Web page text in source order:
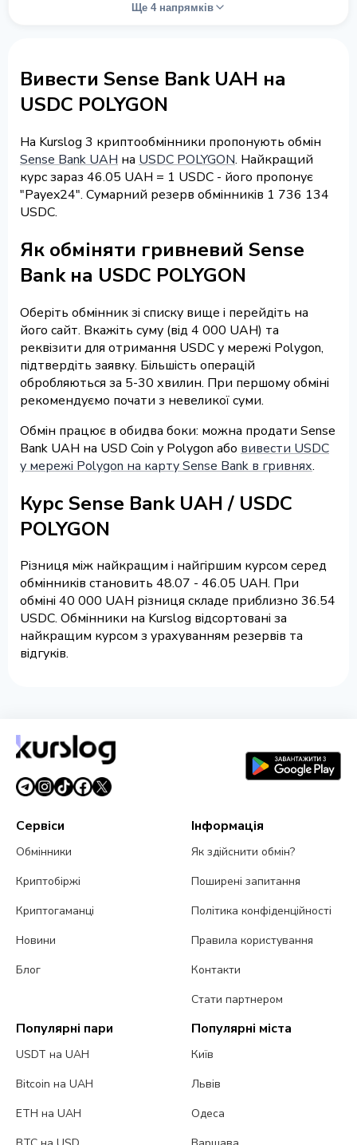
Ще 4 напрямків
Вивести Sense Bank UAH на
USDC POLYGON
На Kurslog 3 криптообмінники пропонують обмін
Sense Bank UAH на USDC POLYGON. Найкращий
курс зараз 46.05 UAH = 1 USDC - його пропонує
"Payex24". Сумарний резерв обмінників 1 736 134
USDC.
Як обміняти гривневий Sense
Bank на USDC POLYGON
Оберіть обмінник зі списку вище і перейдіть на
його сайт. Вкажіть суму (від 4 000 UAH) та
реквізити для отримання USDC у мережі Polygon,
підтвердіть заявку. Більшість операцій
обробляються за 5-30 хвилин. При першому обміні
рекомендуємо почати з невеликої суми.
Обмін працює в обидва боки: можна продати Sense
Bank UAH на USD Coin у Polygon або вивести USDC
у мережі Polygon на карту Sense Bank в гривнях.
Курс Sense Bank UAH / USDC
POLYGON
Різниця між найкращим і найгіршим курсом серед
обмінників становить 48.07 - 46.05 UAH. При
обміні 40 000 UAH різниця складе приблизно 36.54
USDC. Обмінники на Kurslog відсортовані за
найкращим курсом з урахуванням резервів та
відгуків.
Сервіси
Обмінники
Криптобіржі
Криптогаманці
Новини
Блог
Інформація
Як здійснити обмін?
Поширені запитання
Політика конфіденційності
Правила користування
Контакти
Стати партнером
Популярні пари
USDT на UAH
Bitcoin на UAH
ETH на UAH
Популярні міста
Київ
Львів
Одеса